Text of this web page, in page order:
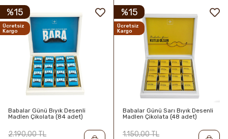
Babalar Günü Bıyık Desenli
Madlen Çikolata (84 adet)
2.190,00 TL
%15
Ücretsiz
Kargo
Babalar Günü Sarı Bıyık Desenli
Madlen Çikolata (48 adet)
1.150,00 TL
%15
Ücretsiz
Kargo